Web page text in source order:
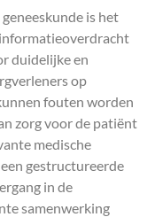
is het
duidelijke en
op
fouten worden
zorg voor de patiënt
medische
gestructureerde
in de
samenwerking